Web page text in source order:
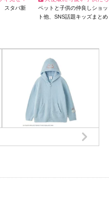
スタバ新
ペットと子供の仲良しショッ
ト他、SNS話題キッズまとめ